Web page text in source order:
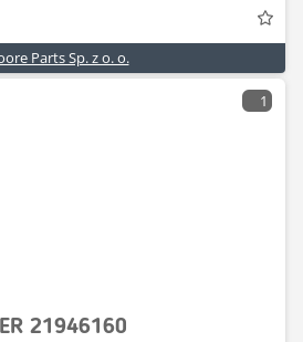
Parts Sp. z o. o.
1
21946160